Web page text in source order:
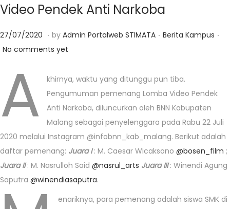
Video Pendek Anti Narkoba
Posted on
27/07/2020 0
1
0
3
/
2
0
2
3
. by Admin Portalweb STIMATA . Posted in
Berita Kampus .
No comments yet
A
khirnya, waktu yang ditunggu pun tiba.
Pengumuman pemenang Lomba Video Pendek
Anti Narkoba, diluncurkan oleh BNN Kabupaten
Malang sebagai penyelenggara pada Rabu 22 Juli
2020 melalui Instagram @infobnn_kab_malang. Berikut adalah
daftar pemenang: Juara I: M. Caesar Wicaksono @bosen_film ;
Juara II: M. Nasrulloh Said @nasrul_arts Juara III: Winendi Agung
Saputra @winendiasaputra.
enariknya, para pemenang adalah siswa SMK di